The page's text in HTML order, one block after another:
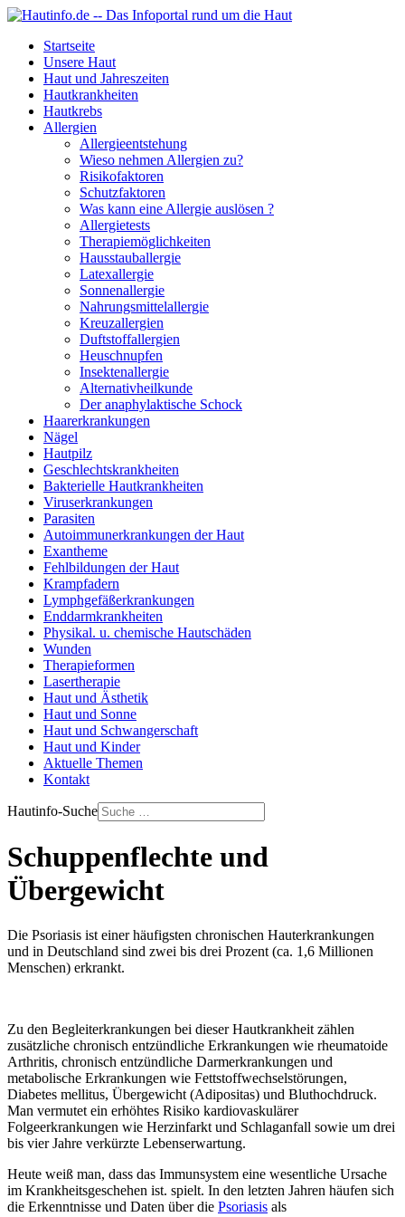
Startseite
Unsere Haut
Haut und Jahreszeiten
Hautkrankheiten
Hautkrebs
Allergien
Allergieentstehung
Wieso nehmen Allergien zu?
Risikofaktoren
Schutzfaktoren
Was kann eine Allergie auslösen ?
Allergietests
Therapiemöglichkeiten
Hausstauballergie
Latexallergie
Sonnenallergie
Nahrungsmittelallergie
Kreuzallergien
Duftstoffallergien
Heuschnupfen
Insektenallergie
Alternativheilkunde
Der anaphylaktische Schock
Haarerkrankungen
Nägel
Hautpilz
Geschlechtskrankheiten
Bakterielle Hautkrankheiten
Viruserkrankungen
Parasiten
Autoimmunerkrankungen der Haut
Exantheme
Fehlbildungen der Haut
Krampfadern
Lymphgefäßerkrankungen
Enddarmkrankheiten
Physikal. u. chemische Hautschäden
Wunden
Therapieformen
Lasertherapie
Haut und Ästhetik
Haut und Sonne
Haut und Schwangerschaft
Haut und Kinder
Aktuelle Themen
Kontakt
Hautinfo-Suche
Schuppenflechte und
Übergewicht
Die Psoriasis ist einer häufigsten chronischen Hauterkrankungen
und in Deutschland sind zwei bis drei Prozent (ca. 1,6 Millionen
Menschen) erkrankt.
Zu den Begleiterkrankungen bei dieser Hautkrankheit zählen
zusätzliche chronisch entzündliche Erkrankungen wie rheumatoide
Arthritis, chronisch entzündliche Darmerkrankungen und
metabolische Erkrankungen wie Fettstoffwechselstörungen,
Diabetes mellitus, Übergewicht (Adipositas) und Bluthochdruck.
Man vermutet ein erhöhtes Risiko kardiovaskulärer
Folgeerkrankungen wie Herzinfarkt und Schlaganfall sowie um drei
bis vier Jahre verkürzte Lebenserwartung.
Heute weiß man, dass das Immunsystem eine wesentliche Ursache
im Krankheitsgeschehen ist. spielt. In den letzten Jahren häufen sich
die Erkenntnisse und Daten über die Psoriasis als